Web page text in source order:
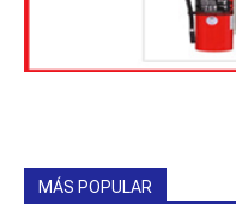
MÁS POPULAR